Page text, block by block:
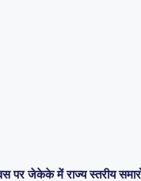
पर जेकेके में राज्य स्तरीय